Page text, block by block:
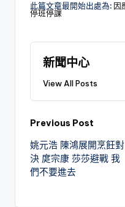
此篇文章最開始出處為: 因
停班停課
新聞中心
View All Posts
Previous Post
姚元浩 陳鴻展開烹飪對
決 庹宗康 莎莎避戰 我
們不要進去